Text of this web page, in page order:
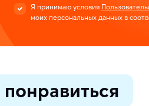
Я принимаю условия
моих персональных данных в